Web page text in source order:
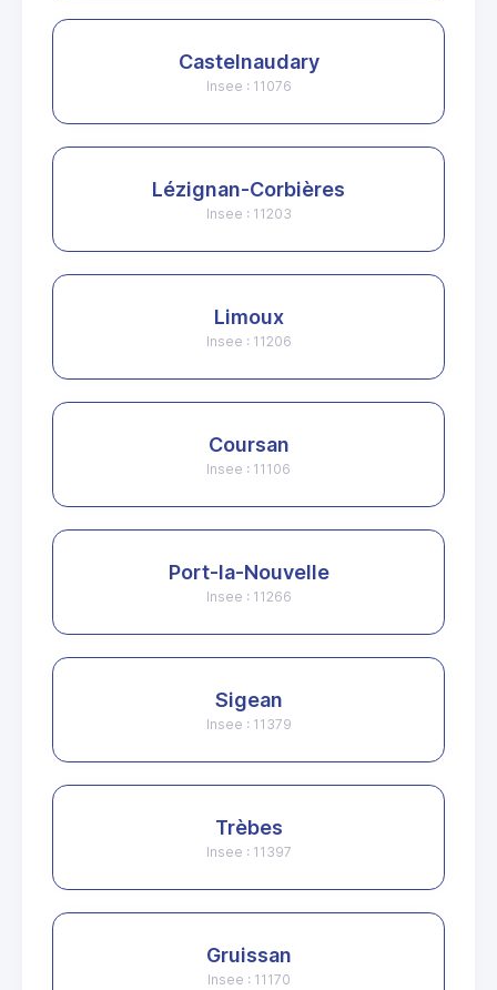
Castelnaudary
Insee : 11076
Lézignan-Corbières
Insee : 11203
Limoux
Insee : 11206
Coursan
Insee : 11106
Port-la-Nouvelle
Insee : 11266
Sigean
Insee : 11379
Trèbes
Insee : 11397
Gruissan
Insee : 11170